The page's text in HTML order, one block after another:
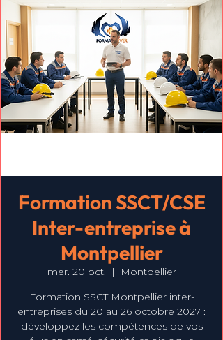
Formation SSCT/CSE
Inter-entreprise à
Montpellier
mer. 20 oct.
  |
Montpellier
Formation SSCT Montpellier inter-
entreprises du 20 au 26 octobre 2027 :
développez les compétences de vos